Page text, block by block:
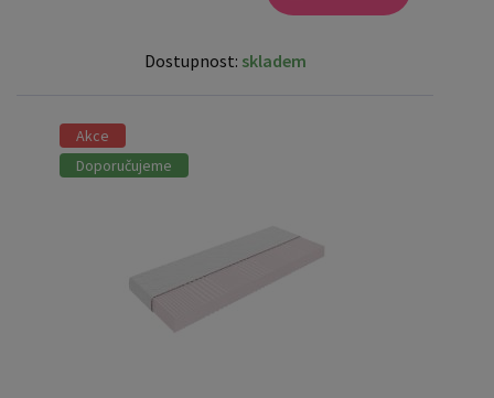
Dostupnost: skladem
Akce
Doporučujeme